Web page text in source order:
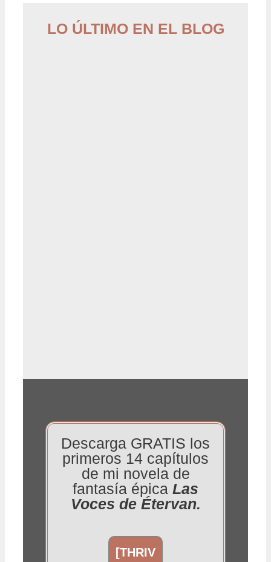
LO ÚLTIMO EN EL BLOG
Descarga GRATIS los
primeros 14 capítulos
de mi novela de
fantasía épica Las
Voces de Étervan.
[THRIV